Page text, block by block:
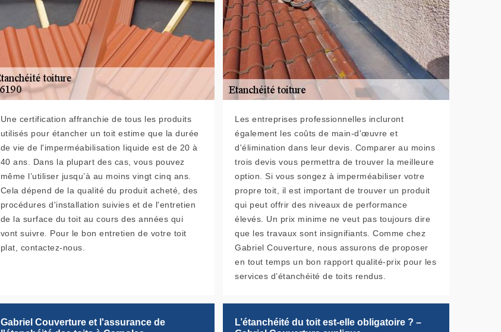
Une certification affranchie de tous les produits
utilisés pour étancher un toit estime que la durée
de vie de l'imperméabilisation liquide est de 20 à
40 ans. Dans la plupart des cas, vous pouvez
même l’utiliser jusqu’à au moins vingt cinq ans.
Cela dépend de la qualité du produit acheté, des
procédures d'installation suivies et de l'entretien
de la surface du toit au cours des années qui
vont suivre. Pour le bon entretien de votre toit
plat, contactez-nous.
Les entreprises professionnelles incluront
également les coûts de main-d'œuvre et
d'élimination dans leur devis. Comparer au moins
trois devis vous permettra de trouver la meilleure
option. Si vous songez à imperméabiliser votre
propre toit, il est important de trouver un produit
qui peut offrir des niveaux de performance
élevés. Un prix minime ne veut pas toujours dire
que les travaux sont insignifiants. Comme chez
Gabriel Couverture, nous assurons de proposer
en tout temps un bon rapport qualité-prix pour les
services d’étanchéité de toits rendus.
Gabriel Couverture et l'assurance de
L’étanchéité du toit est-elle obligatoire ? –